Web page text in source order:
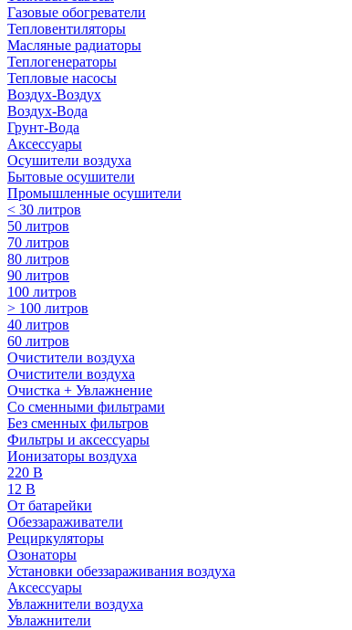
Газовые обогреватели
Тепловентиляторы
Масляные радиаторы
Теплогенераторы
Тепловые насосы
Воздух-Воздух
Воздух-Вода
Грунт-Вода
Аксессуары
Осушители воздуха
Бытовые осушители
Промышленные осушители
< 30 литров
50 литров
70 литров
80 литров
90 литров
100 литров
> 100 литров
40 литров
60 литров
Очистители воздуха
Очистители воздуха
Очистка + Увлажнение
Cо сменными фильтрами
Без сменных фильтров
Фильтры и аксессуары
Ионизаторы воздуха
220 В
12 В
От батарейки
Обеззараживатели
Рециркуляторы
Озонаторы
Установки обеззараживания воздуха
Аксессуары
Увлажнители воздуха
Увлажнители